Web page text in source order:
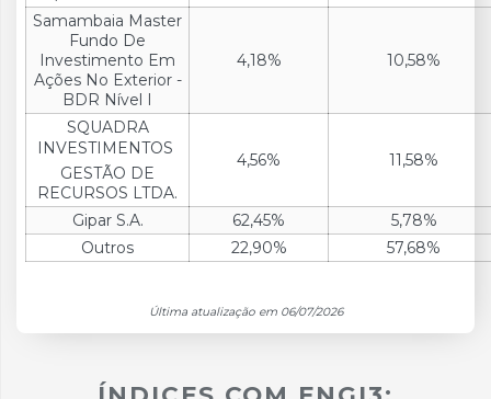
Samambaia Master
Fundo De
Investimento Em
Ações No Exterior -
BDR Nível I
4,18% 10,58%
SQUADRA
INVESTIMENTOS 
GESTÃO DE
RECURSOS LTDA.
4,56% 11,58%
Gipar S.A. 62,45%
5,78%
Outros
22,90% 57,68%
Última atualização em 06/07/2026